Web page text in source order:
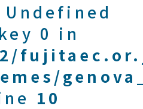
Undefined
0 in
10